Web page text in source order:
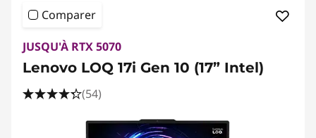
Comparer
JUSQU'À RTX 5070
Lenovo LOQ 17i Gen 10 (17” Intel)
(54)